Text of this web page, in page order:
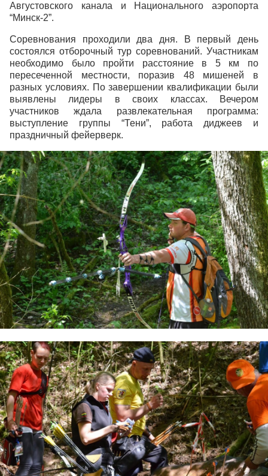
Августовского канала и Национального аэропорта
“Минск-2”.
Соревнования проходили два дня. В первый день
состоялся отборочный тур соревнований. Участникам
необходимо было пройти расстояние в 5 км по
пересеченной местности, поразив 48 мишеней в
разных условиях. По завершении квалификации были
выявлены лидеры в своих классах. Вечером
участников ждала развлекательная программа:
выступление группы “Тени”, работа диджеев и
праздничный фейерверк.